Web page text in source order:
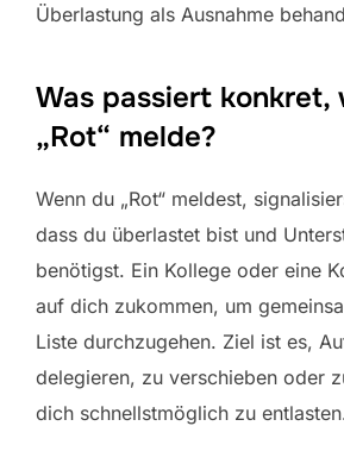
Überlastung als Ausnahme
Was passiert konkret,
„Rot“ melde?
Wenn du „Rot“ meldest,
dass du überlastet bist und
benötigst. Ein Kollege oder eine
auf dich zukommen, um
Liste durchzugehen. Ziel ist es,
delegieren, zu verschieben oder
dich schnellstmöglich zu